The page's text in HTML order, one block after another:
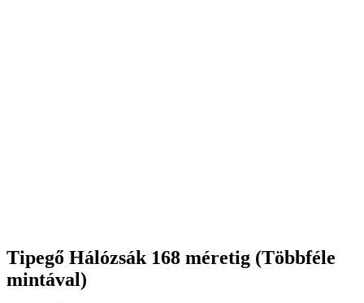
Tipegő Hálózsák 168 méretig (Többféle
mintával)